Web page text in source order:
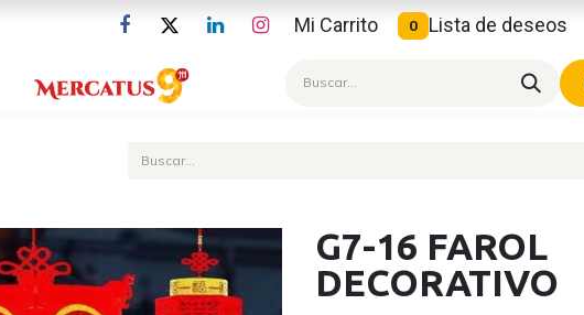
Mi Carrito 0 Lista de deseos
G7-16 FAROL
DECORATIVO